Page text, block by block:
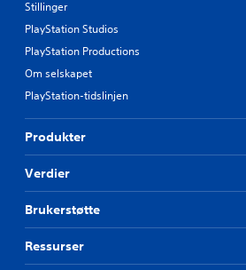
Stillinger
PlayStation Studios
PlayStation Productions
Om selskapet
PlayStation-tidslinjen
Produkter
Verdier
Brukerstøtte
Ressurser